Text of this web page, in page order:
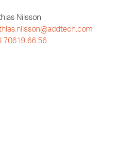
Nilsson
70619 66 56